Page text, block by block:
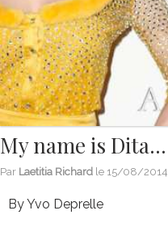
My name is Dita…
Par Laetitia Richard le 15/08/2014
By Yvo Deprelle